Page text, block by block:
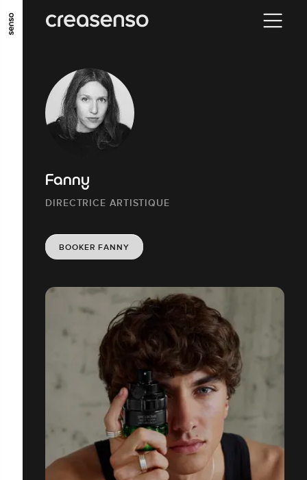
ALLER AU CONTENU PRINCIPAL
ALLER EN BAS DE PAGE
Fanny
DIRECTRICE ARTISTIQUE
BOOKER FANNY